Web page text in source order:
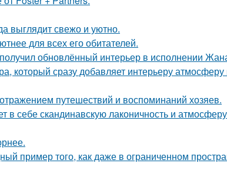
выглядит свежо и уютно.
для всех его обитателей.
обновлённый интерьер в исполнении
который сразу добавляет интерьеру
путешествий и воспоминаний хозяев.
в себе скандинавскую лаконичность и атмосферу
пример того, как даже в ограниченном